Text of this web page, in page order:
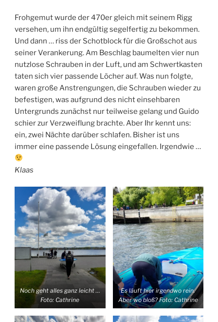
Frohgemut wurde der 470er gleich mit seinem Rigg
versehen, um ihn endgültig segelfertig zu bekommen.
Und dann … riss der Schotblock für die Großschot aus
seiner Verankerung. Am Beschlag baumelten vier nun
nutzlose Schrauben in der Luft, und am Schwertkasten
taten sich vier passende Löcher auf. Was nun folgte,
waren große Anstrengungen, die Schrauben wieder zu
befestigen, was aufgrund des nicht einsehbaren
Untergrunds zunächst nur teilweise gelang und Guido
schier zur Verzweiflung brachte. Aber Ihr kennt uns:
ein, zwei Nächte darüber schlafen. Bisher ist uns
immer eine passende Lösung eingefallen. Irgendwie …
Klaas
Noch geht alles ganz leicht …
Foto: Cathrine
Es läuft hier irgendwo rein.
Aber wo bloß? Foto: Cathrine